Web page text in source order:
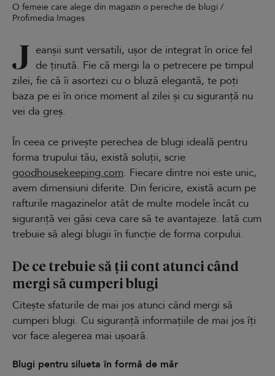
O femeie care alege din magazin o pereche de blugi /
Profimedia Images
J eanșii sunt versatili, ușor de integrat în orice fel
de ținută. Fie că mergi la o petrecere pe timpul
zilei, fie că îi asortezi cu o bluză elegantă, te poți
baza pe ei în orice moment al zilei și cu siguranță nu
vei da greș.
În ceea ce privește perechea de blugi ideală pentru
forma trupului tău, există soluții, scrie
goodhousekeeping.com. Fiecare dintre noi este unic,
avem dimensiuni diferite. Din fericire, există acum pe
rafturile magazinelor atât de multe modele încât cu
siguranță vei găsi ceva care să te avantajeze. Iată cum
trebuie să alegi blugii în funcție de forma corpului.
De ce trebuie să ții cont atunci când
mergi să cumperi blugi
Citește sfaturile de mai jos atunci când mergi să
cumperi blugi. Cu siguranță informațiile de mai jos îți
vor face alegerea mai ușoară.
Blugi pentru silueta în formă de măr